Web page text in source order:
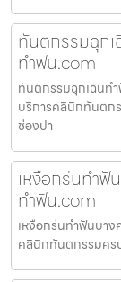
ทันตกรรมฉุก
ทำฟัน.com
ทันตกรรมฉุกเฉินท
บริการคลินิกทันตก
ช่องปา
เหงือกร่นทำ
ทำฟัน.com
เหงือกร่นทำฟันบา
คลินิกทันตกรรมคร